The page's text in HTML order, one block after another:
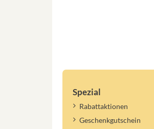
Spezial
Rabattaktionen
Geschenkgutschein